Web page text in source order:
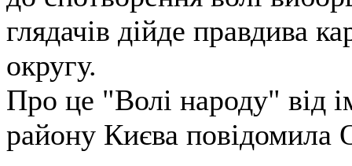
глядачів дійде правдива
округу.
Про це "Волі народу" від
району Києва повідомила